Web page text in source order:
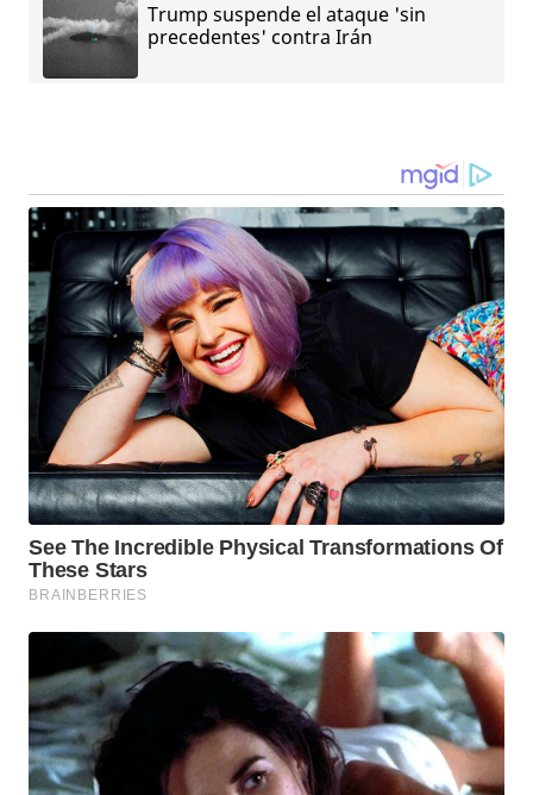
Trump suspende el ataque 'sin
precedentes' contra Irán